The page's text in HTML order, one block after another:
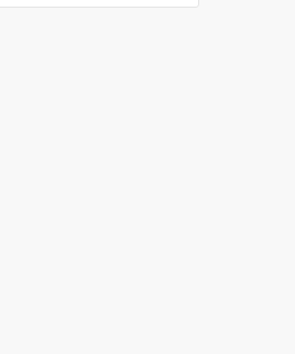
ekonomik değişimlerle karşı
dünyada ekonomileri ve